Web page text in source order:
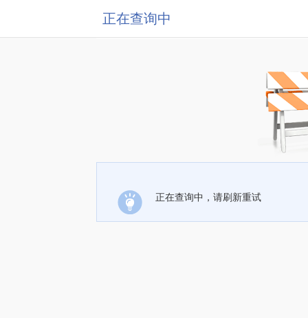
正在查询中
正在查询中，请刷新重试